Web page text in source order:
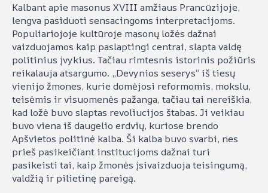
Kalbant apie masonus XVIII amžiaus Prancūzijoje,
lengva pasiduoti sensacingoms interpretacijoms.
Populiariojoje kultūroje masonų ložės dažnai
vaizduojamos kaip paslaptingi centrai, slapta valdę
politinius įvykius. Tačiau rimtesnis istorinis požiūris
reikalauja atsargumo. „Devynios seserys“ iš tiesų
vienijo žmones, kurie domėjosi reformomis, mokslu,
teisėmis ir visuomenės pažanga, tačiau tai nereiškia,
kad ložė buvo slaptas revoliucijos štabas. Ji veikiau
buvo viena iš daugelio erdvių, kuriose brendo
Apšvietos politinė kalba. Ši kalba buvo svarbi, nes
prieš pasikeičiant institucijoms dažnai turi
pasikeisti tai, kaip žmonės įsivaizduoja teisingumą,
valdžią ir pilietinę pareigą.